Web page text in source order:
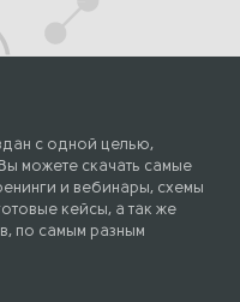
с одной целью,
можете скачать самые
и вебинары, схемы
кейсы, а так же
по самым разным